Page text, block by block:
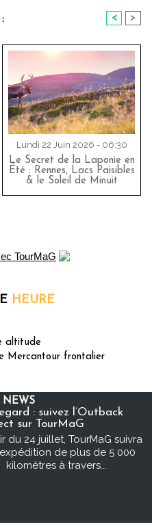
< >
Lundi 22 Juin 2026 - 06:30
Le Secret de la Laponie en
Été : Rennes, Lacs Paisibles
& le Soleil de Minuit
HEURE
altitude
Mercantour frontalier
NEWS
: suivez l’Outback
sur TourMaG
du 24 juillet, TourMaG suivra
de plus de 5 000
kilomètres à travers...